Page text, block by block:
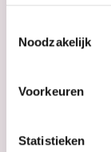
Noodzakelijk
Voorkeuren
Statistieken
In stock